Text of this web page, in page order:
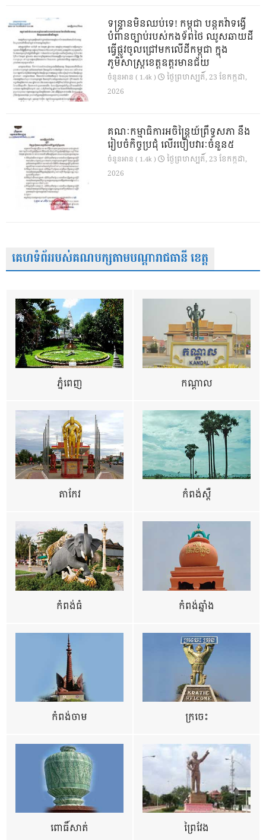
ទន្ទ្រានមិនឈប់ទេ! កម្ពុជា បន្តតវ៉ាទង្វើ
បំពានច្បាប់របស់កងទ័ពថៃ ឈូសឆាយដី
ធ្វើផ្លូវចូលជ្រៅមកលើដីកម្ពុជា ក្នុង
ភូមិសាស្ត្រខេត្តឧត្តរមានជ័យ
ចំនួនអាន ( 1.4k )
ថ្ងៃ​ព្រហស្បតិ៍, 23 ខែ​កក្កដា,
2026
គណៈកម្មាធិការអចិន្ត្រៃយ៍ព្រឹទ្ធសភា នឹង
រៀបចំកិច្ចប្រជុំ លើរបៀបវារៈចំនួន៥
ចំនួនអាន ( 1.4k )
ថ្ងៃ​ព្រហស្បតិ៍, 23 ខែ​កក្កដា,
2026
គេហទំព័ររបស់គណបក្សតាមបណ្តារាជធានី ខេត្ត
ភ្នំពេញ កណ្តាល
តាកែវ កំពង់ស្ពឺ
កំពង់ធំ កំពង់ឆ្នាំង
កំពង់ចាម ក្រចេះ
ពោធិ៍សាត់ ព្រៃវែង